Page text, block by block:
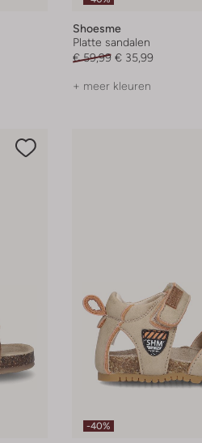
Shoesme
Platte sandalen
€ 59,99 € 35,99
+ meer kleuren
-40%